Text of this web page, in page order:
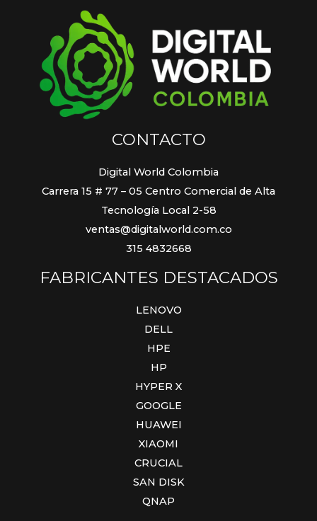
CONTACTO
Digital World Colombia
Carrera 15 # 77 – 05 Centro Comercial de Alta
Tecnología Local 2-58
ventas@digitalworld.com.co
315 4832668
FABRICANTES DESTACADOS
LENOVO
DELL
HPE
HP
HYPER X
GOOGLE
HUAWEI
XIAOMI
CRUCIAL
SAN DISK
QNAP